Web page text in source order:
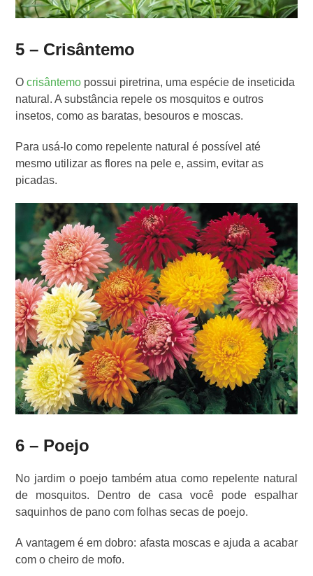
5 – Crisântemo
Ocrisântemo possui piretrina, uma espécie de inseticida
natural. A substância repele os mosquitos e outros
insetos, como as baratas, besouros e moscas.
Para usá-lo como repelente natural é possível até
mesmo utilizar as flores na pele e, assim, evitar as
picadas.
6 – Poejo
No jardim o poejo também atua como repelente natural
de mosquitos. Dentro de casa você pode espalhar
saquinhos de pano com folhas secas de poejo.
A vantagem é em dobro: afasta moscas e ajuda a acabar
com o cheiro de mofo.